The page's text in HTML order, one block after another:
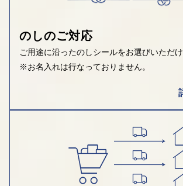
のしのご対応
ご用途に沿ったのしシールをお選びいただけ
※お名入れは行なっておりません。